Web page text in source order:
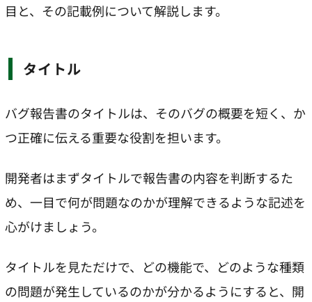
目と、その記載例について解説します。
タイトル
バグ報告書のタイトルは、そのバグの概要を短く、か
つ正確に伝える重要な役割を担います。
開発者はまずタイトルで報告書の内容を判断するた
め、一目で何が問題なのかが理解できるような記述を
心がけましょう。
タイトルを見ただけで、どの機能で、どのような種類
の問題が発生しているのかが分かるようにすると、開